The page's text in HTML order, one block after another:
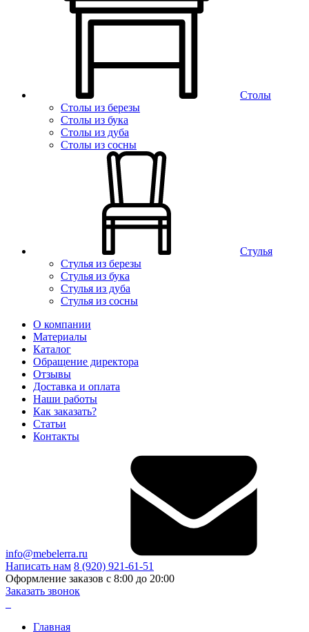
Столы
Столы из березы
Столы из бука
Столы из дуба
Столы из сосны
Стулья
Стулья из березы
Стулья из бука
Стулья из дуба
Стулья из сосны
О компании
Материалы
Каталог
Обращение директора
Отзывы
Доставка и оплата
Наши работы
Как заказать?
Статьи
Контакты
info@mebelerra.ru
Написать нам 8 (920) 921-61-51
Оформление заказов с 8:00 до 20:00
Заказать звонок
Главная